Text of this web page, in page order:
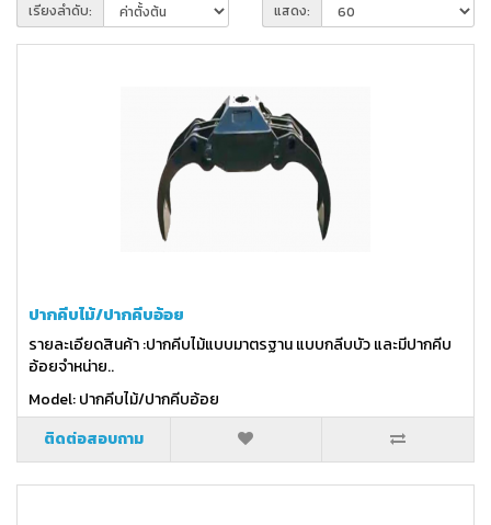
เรียงลำดับ: แสดง:
ปากคีบไม้/ปากคีบอ้อย
รายละเอียดสินค้า :ปากคีบไม้แบบมาตรฐาน แบบกลีบบัว และมีปากคีบ
อ้อยจำหน่าย..
Model: ปากคีบไม้/ปากคีบอ้อย
ติดต่อสอบถาม